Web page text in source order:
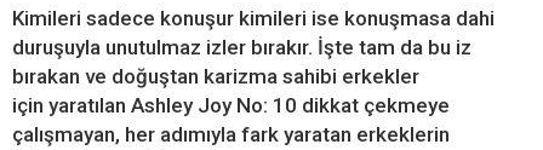
Kimileri sadece konuşur kimileri ise konuşmasa dahi
duruşuyla unutulmaz izler bırakır. İşte tam da bu iz
bırakan ve doğuştan karizma sahibi erkekler
için yaratılan Ashley Joy No: 10 dikkat çekmeye
çalışmayan, her adımıyla fark yaratan erkeklerin